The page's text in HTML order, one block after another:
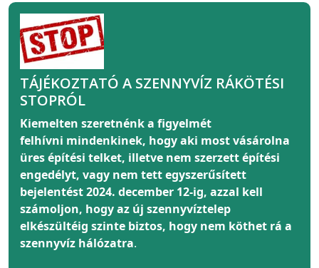
TÁJÉKOZTATÓ A SZENNYVÍZ RÁKÖTÉSI
STOPRÓL
Kiemelten szeretnénk a figyelmét
felhívni mindenkinek, hogy aki most vásárolna
üres építési telket, illetve nem szerzett építési
engedélyt, vagy nem tett egyszerűsített
bejelentést 2024. december 12-ig, azzal kell
számoljon, hogy az új szennyvíztelep
elkészültéig szinte biztos, hogy nem köthet rá a
szennyvíz hálózatra.